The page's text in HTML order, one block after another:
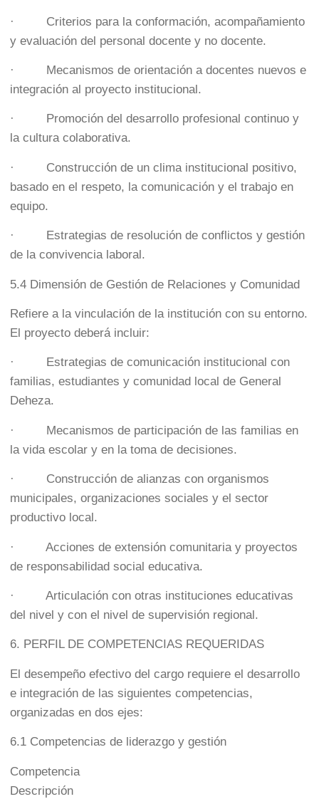
· Criterios para la conformación, acompañamiento
y evaluación del personal docente y no docente.
· Mecanismos de orientación a docentes nuevos e
integración al proyecto institucional.
· Promoción del desarrollo profesional continuo y
la cultura colaborativa.
· Construcción de un clima institucional positivo,
basado en el respeto, la comunicación y el trabajo en
equipo.
· Estrategias de resolución de conflictos y gestión
de la convivencia laboral.
5.4 Dimensión de Gestión de Relaciones y Comunidad
Refiere a la vinculación de la institución con su entorno.
El proyecto deberá incluir:
· Estrategias de comunicación institucional con
familias, estudiantes y comunidad local de General
Deheza.
· Mecanismos de participación de las familias en
la vida escolar y en la toma de decisiones.
· Construcción de alianzas con organismos
municipales, organizaciones sociales y el sector
productivo local.
· Acciones de extensión comunitaria y proyectos
de responsabilidad social educativa.
· Articulación con otras instituciones educativas
del nivel y con el nivel de supervisión regional.
6. PERFIL DE COMPETENCIAS REQUERIDAS
El desempeño efectivo del cargo requiere el desarrollo
e integración de las siguientes competencias,
organizadas en dos ejes:
6.1 Competencias de liderazgo y gestión
Competencia
Descripción